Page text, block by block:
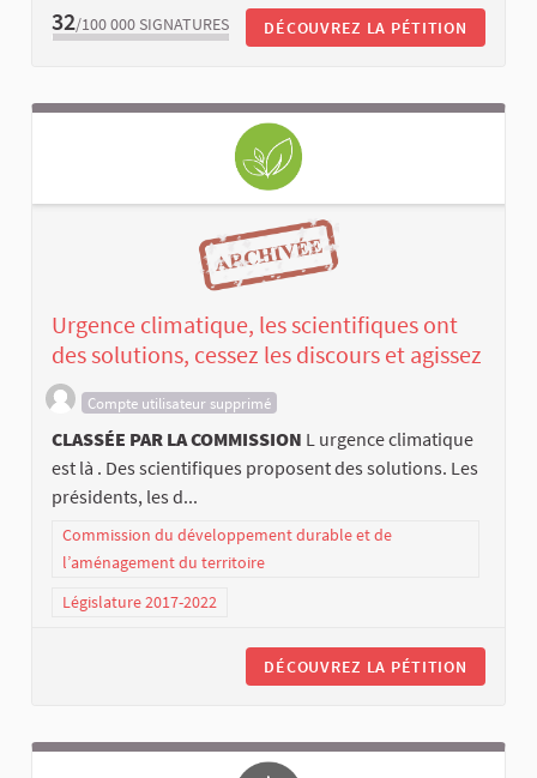
32/100 000 SIGNATURES DÉCOUVREZ LA PÉTITION
Urgence climatique, les scientifiques ont
des solutions, cessez les discours et agissez
Compte utilisateur supprimé
CLASSÉE PAR LA COMMISSION L urgence climatique
est là . Des scientifiques proposent des solutions. Les
présidents, les d...
Commission du développement durable et de
l’aménagement du territoire
Législature 2017-2022
DÉCOUVREZ LA PÉTITION